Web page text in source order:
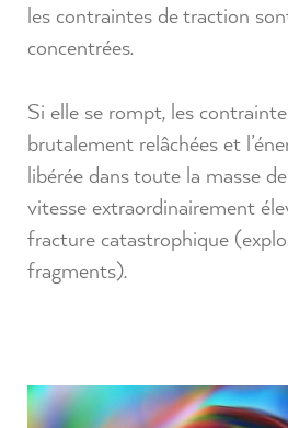
les contraintes de traction
concentrées.
Si elle se rompt, les
brutalement relâchées et
libérée dans toute la masse
vitesse extraordinairement
fracture catastrophique
fragments).